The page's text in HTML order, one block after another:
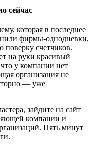
сейчас
которая в последнее
фирмы-однодневки,
счетчиков.
на руки красивый
что у компании нет
организация не
— уже
зайдите на сайт
компании и
Пять минут